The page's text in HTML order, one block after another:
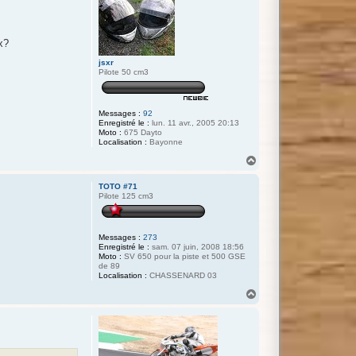
jsxr
Pilote 50 cm3
Messages : 92
Enregistré le : lun. 11 avr., 2005 20:13
Moto : 675 Dayto
Localisation : Bayonne
TOTO #71
Pilote 125 cm3
Messages : 273
Enregistré le : sam. 07 juin, 2008 18:56
Moto : SV 650 pour la piste et 500 GSE
de 89
Localisation : CHASSENARD 03